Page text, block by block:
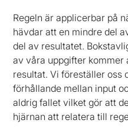
Regeln är applicerbar på
hävdar att en mindre del
del av resultatet.
av våra uppgifter
resultat. Vi föreställer oss
förhållande mellan input
aldrig fallet vilket gör att
hjärnan att relatera till